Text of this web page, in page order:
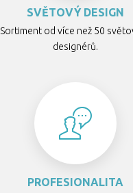
SVĚTOVÝ DESIGN
Sortiment od více než 50
designérů.
PROFESIONALITA